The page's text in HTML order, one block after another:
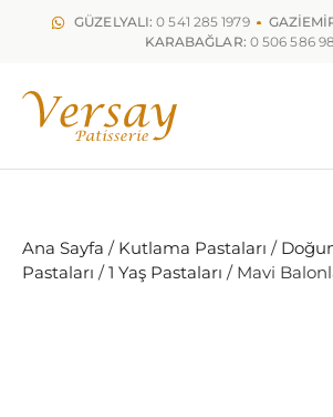
GÜZELYALI: 0 541 285 1979
KARABAĞLAR: 0 506 586
Ana Sayfa / Kutlama Pastaları /
Pastaları /1 Yaş Pastaları / Mavi